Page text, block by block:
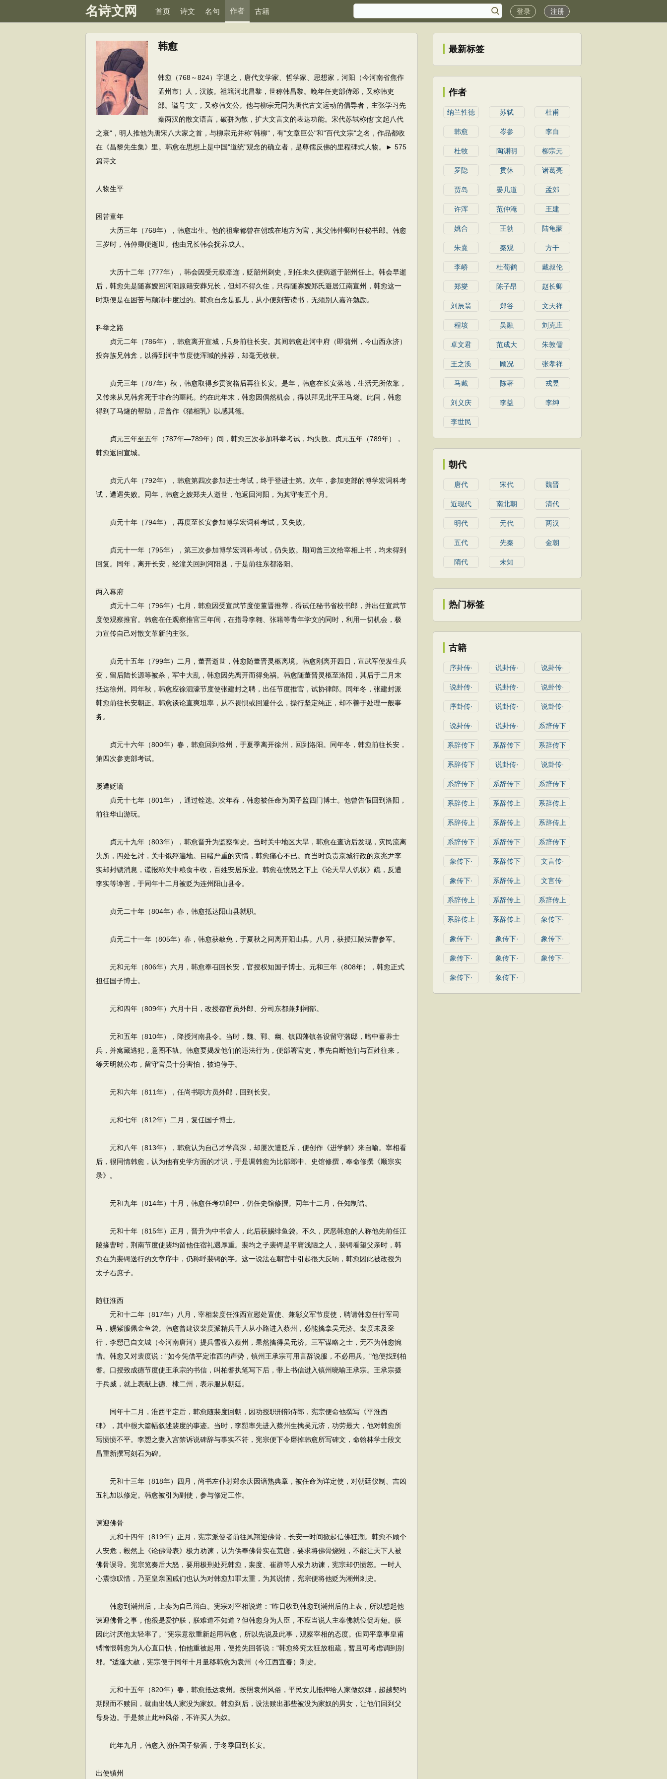
名诗文网 首页 诗文 名句 作者 古籍 登录 注册
韩愈
韩愈（768～824）字退之，唐代文学家、哲学家、思想家，河阳（今河南省焦作
孟州市）人，汉族。祖籍河北昌黎，世称韩昌黎。晚年任吏部侍郎，又称韩吏
部。谥号"文"，又称韩文公。他与柳宗元同为唐代古文运动的倡导者，主张学习先
秦两汉的散文语言，破骈为散，扩大文言文的表达功能。宋代苏轼称他"文起八代
之衰"，明人推他为唐宋八大家之首，与柳宗元并称"韩柳"，有"文章巨公"和"百代文宗"之名，作品都收
在《昌黎先生集》里。韩愈在思想上是中国"道统"观念的确立者，是尊儒反佛的里程碑式人物。► 575
篇诗文
人物生平
困苦童年
大历三年（768年），韩愈出生。他的祖辈都曾在朝或在地方为官，其父韩仲卿时任秘书郎。韩愈
三岁时，韩仲卿便逝世。他由兄长韩会抚养成人。
大历十二年（777年），韩会因受元载牵连，贬韶州刺史，到任未久便病逝于韶州任上。韩会早逝
后，韩愈先是随寡嫂回河阳原籍安葬兄长，但却不得久住，只得随寡嫂郑氏避居江南宣州，韩愈这一
时期便是在困苦与颠沛中度过的。韩愈自念是孤儿，从小便刻苦读书，无须别人嘉许勉励。
科举之路
贞元二年（786年），韩愈离开宣城，只身前往长安。其间韩愈赴河中府（即蒲州，今山西永济）
投奔族兄韩弇，以得到河中节度使浑瑊的推荐，却毫无收获。
贞元三年（787年）秋，韩愈取得乡贡资格后再往长安。是年，韩愈在长安落地，生活无所依靠，
又传来从兄韩弇死于非命的噩耗。约在此年末，韩愈因偶然机会，得以拜见北平王马燧。此间，韩愈
得到了马燧的帮助，后曾作《猫相乳》以感其德。
贞元三年至五年（787年—789年）间，韩愈三次参加科举考试，均失败。贞元五年（789年），
韩愈返回宣城。
贞元八年（792年），韩愈第四次参加进士考试，终于登进士第。次年，参加吏部的博学宏词科考
试，遭遇失败。同年，韩愈之嫂郑夫人逝世，他返回河阳，为其守丧五个月。
贞元十年（794年），再度至长安参加博学宏词科考试，又失败。
贞元十一年（795年），第三次参加博学宏词科考试，仍失败。期间曾三次给宰相上书，均未得到
回复。同年，离开长安，经潼关回到河阳县，于是前往东都洛阳。
两入幕府
贞元十二年（796年）七月，韩愈因受宣武节度使董晋推荐，得试任秘书省校书郎，并出任宣武节
度使观察推官。韩愈在任观察推官三年间，在指导李翱、张籍等青年学文的同时，利用一切机会，极
力宣传自己对散文革新的主张。
贞元十五年（799年）二月，董晋逝世，韩愈随董晋灵柩离境。韩愈刚离开四日，宣武军便发生兵
变，留后陆长源等被杀，军中大乱，韩愈因先离开而得免祸。韩愈随董晋灵柩至洛阳，其后于二月末
抵达徐州。同年秋，韩愈应徐泗濠节度使张建封之聘，出任节度推官，试协律郎。同年冬，张建封派
韩愈前往长安朝正。韩愈谈论直爽坦率，从不畏惧或回避什么，操行坚定纯正，却不善于处理一般事
务。
贞元十六年（800年）春，韩愈回到徐州，于夏季离开徐州，回到洛阳。同年冬，韩愈前往长安，
第四次参吏部考试。
屡遭贬谪
贞元十七年（801年），通过铨选。次年春，韩愈被任命为国子监四门博士。他曾告假回到洛阳，
前往华山游玩。
贞元十九年（803年），韩愈晋升为监察御史。当时关中地区大旱，韩愈在查访后发现，灾民流离
失所，四处乞讨，关中饿殍遍地。目睹严重的灾情，韩愈痛心不已。而当时负责京城行政的京兆尹李
实却封锁消息，谎报称关中粮食丰收，百姓安居乐业。韩愈在愤怒之下上《论天旱人饥状》疏，反遭
李实等谗害，于同年十二月被贬为连州阳山县令。
贞元二十年（804年）春，韩愈抵达阳山县就职。
贞元二十一年（805年）春，韩愈获赦免，于夏秋之间离开阳山县。八月，获授江陵法曹参军。
元和元年（806年）六月，韩愈奉召回长安，官授权知国子博士。元和三年（808年），韩愈正式
担任国子博士。
元和四年（809年）六月十日，改授都官员外郎、分司东都兼判祠部。
元和五年（810年），降授河南县令。当时，魏、郓、幽、镇四藩镇各设留守藩邸，暗中蓄养士
兵，并窝藏逃犯，意图不轨。韩愈要揭发他们的违法行为，便部署官吏，事先自断他们与百姓往来，
等天明就公布，留守官员十分害怕，被迫停手。
元和六年（811年），任尚书职方员外郎，回到长安。
元和七年（812年）二月，复任国子博士。
元和八年（813年），韩愈认为自己才学高深，却屡次遭贬斥，便创作《进学解》来自喻。宰相看
后，很同情韩愈，认为他有史学方面的才识，于是调韩愈为比部郎中、史馆修撰，奉命修撰《顺宗实
录》。
元和九年（814年）十月，韩愈任考功郎中，仍任史馆修撰。同年十二月，任知制诰。
元和十年（815年）正月，晋升为中书舍人，此后获赐绯鱼袋。不久，厌恶韩愈的人称他先前任江
陵掾曹时，荆南节度使裴均留他住宿礼遇厚重。裴均之子裴锷是平庸浅陋之人，裴锷看望父亲时，韩
愈在为裴锷送行的文章序中，仍称呼裴锷的字。这一说法在朝官中引起很大反响，韩愈因此被改授为
太子右庶子。
随征淮西
元和十二年（817年）八月，宰相裴度任淮西宣慰处置使、兼彰义军节度使，聘请韩愈任行军司
马，赐紫服佩金鱼袋。韩愈曾建议裴度派精兵千人从小路进入蔡州，必能擒拿吴元济。裴度未及采
行，李愬已自文城（今河南唐河）提兵雪夜入蔡州，果然擒得吴元济。三军谋略之士，无不为韩愈惋
惜。韩愈又对裴度说："如今凭借平定淮西的声势，镇州王承宗可用言辞说服，不必用兵。"他便找到柏
耆。口授致成德节度使王承宗的书信，叫柏耆执笔写下后，带上书信进入镇州晓喻王承宗。王承宗摄
于兵威，就上表献上德、棣二州，表示服从朝廷。
同年十二月，淮西平定后，韩愈随裴度回朝，因功授职刑部侍郎，宪宗便命他撰写《平淮西
碑》，其中很大篇幅叙述裴度的事迹。当时，李愬率先进入蔡州生擒吴元济，功劳最大，他对韩愈所
写愤愤不平。李愬之妻入宫禁诉说碑辞与事实不符，宪宗便下令磨掉韩愈所写碑文，命翰林学士段文
昌重新撰写刻石为碑。
元和十三年（818年）四月，尚书左仆射郑余庆因谙熟典章，被任命为详定使，对朝廷仪制、吉凶
五礼加以修定。韩愈被引为副使，参与修定工作。
谏迎佛骨
元和十四年（819年）正月，宪宗派使者前往凤翔迎佛骨，长安一时间掀起信佛狂潮。韩愈不顾个
人安危，毅然上《论佛骨表》极力劝谏，认为供奉佛骨实在荒唐，要求将佛骨烧毁，不能让天下人被
佛骨误导。宪宗览奏后大怒，要用极刑处死韩愈，裴度、崔群等人极力劝谏，宪宗却仍愤怒。一时人
心震惊叹惜，乃至皇亲国戚们也认为对韩愈加罪太重，为其说情，宪宗便将他贬为潮州刺史。
韩愈到潮州后，上奏为自己辩白。宪宗对宰相说道："昨日收到韩愈到潮州后的上表，所以想起他
谏迎佛骨之事，他很是爱护朕，朕难道不知道？但韩愈身为人臣，不应当说人主奉佛就位促寿短。朕
因此讨厌他太轻率了。"宪宗意欲重新起用韩愈，所以先说及此事，观察宰相的态度。但同平章事皇甫
镈憎恨韩愈为人心直口快，怕他重被起用，便抢先回答说："韩愈终究太狂放粗疏，暂且可考虑调到别
郡。"适逢大赦，宪宗便于同年十月量移韩愈为袁州（今江西宜春）刺史。
元和十五年（820年）春，韩愈抵达袁州。按照袁州风俗，平民女儿抵押给人家做奴婢，超越契约
期限而不赎回，就由出钱人家没为家奴。韩愈到后，设法赎出那些被没为家奴的男女，让他们回到父
母身边。于是禁止此种风俗，不许买人为奴。
此年九月，韩愈入朝任国子祭酒，于冬季回到长安。
出使镇州
最新标签
作者
纳兰性德 苏轼 杜甫
韩愈 岑参 李白
杜牧 陶渊明 柳宗元
罗隐 贯休 诸葛亮
贾岛 晏几道 孟郊
许浑 范仲淹 王建
姚合 王勃 陆龟蒙
朱熹 秦观 方干
李峤 杜荀鹤 戴叔伦
郑燮 陈子昂 赵长卿
刘辰翁 郑谷 文天祥
程垓 吴融 刘克庄
卓文君 范成大 朱敦儒
王之涣 顾况 张孝祥
马戴 陈著 戎昱
刘义庆 李益 李绅
李世民
朝代
唐代 宋代 魏晋
近现代 南北朝 清代
明代 元代 两汉
五代 先秦 金朝
隋代 未知
热门标签
古籍
序卦传· 说卦传· 说卦传·
说卦传· 说卦传· 说卦传·
序卦传· 说卦传· 说卦传·
说卦传· 说卦传· 系辞传下
系辞传下 系辞传下 系辞传下
系辞传下 说卦传· 说卦传·
系辞传下 系辞传下 系辞传下
系辞传上 系辞传上 系辞传上
系辞传上 系辞传上 系辞传上
系辞传下 系辞传下 系辞传下
象传下· 系辞传下 文言传·
象传下· 系辞传上 文言传·
系辞传上 系辞传上 系辞传上
系辞传上 系辞传上 象传下·
象传下· 象传下· 象传下·
象传下· 象传下· 象传下·
象传下· 象传下·